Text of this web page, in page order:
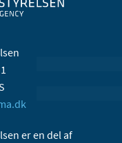
er en del af